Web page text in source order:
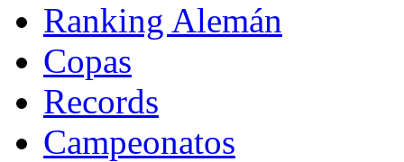
Ranking Alemán
Copas
Records
Campeonatos